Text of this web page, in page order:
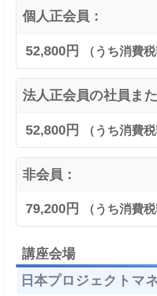
個人正会員：
52,800円 （うち消費
法人正会員の社員ま
52,800円 （うち消費
非会員：
79,200円 （うち消費
講座会場
日本プロジェクトマ